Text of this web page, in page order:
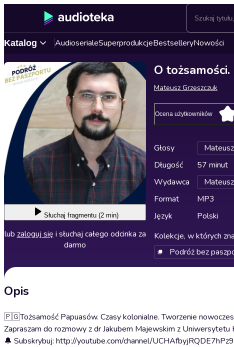
Katalog AudioserialeSuperprodukcjeBestselleryNowości
Słuchaj fragmentu (2 min)
lub zaloguj się i słuchaj całego odcinka za
darmo
O
Mateusz Grzeszczuk
Ocena użytkowników
Głosy
Długość
57 minut
Wydawca
Format
MP3
Język
Polski
Kolekcje, w których
Podróż bez
Opis
🇵🇬Tożsamość Papuasów. Czasy kolonialne. Tworzenie
Zapraszam do rozmowy z dr Jakubem Majewskim z
🔔 Subskrybuj: http://youtube.com/channel/